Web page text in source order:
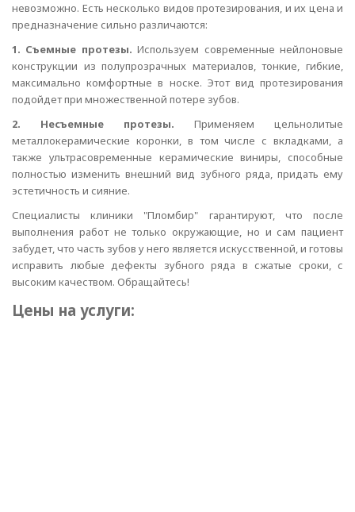
невозможно. Есть несколько видов протезирования, и их цена и
предназначение сильно различаются:
1. Съемные протезы. Используем современные нейлоновые
конструкции из полупрозрачных материалов, тонкие, гибкие,
максимально комфортные в носке. Этот вид протезирования
подойдет при множественной потере зубов.
2. Несъемные протезы. Применяем цельнолитые
металлокерамические коронки, в том числе с вкладками, а
также ультрасовременные керамические виниры, способные
полностью изменить внешний вид зубного ряда, придать ему
эстетичность и сияние.
Специалисты клиники "Пломбир" гарантируют, что после
выполнения работ не только окружающие, но и сам пациент
забудет, что часть зубов у него является искусственной, и готовы
исправить любые дефекты зубного ряда в сжатые сроки, с
высоким качеством. Обращайтесь!
Цены на услуги: